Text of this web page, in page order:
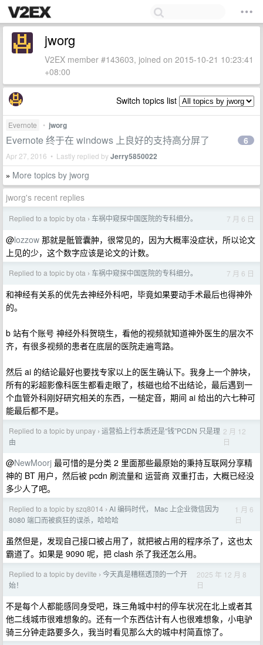
jworg
V2EX member #143603, joined on 2015-10-21 10:23:41
+08:00
Switch topics list
Evernote • jworg
Evernote 终于在 windows 上良好的支持高分屏了
Apr 27, 2016 • Lastly replied byJerry5850022
6
» More topics by jworg
jworg's recent replies
Replied to a topic by ota › 车祸中窥探中国医院的专科细分。 7 月 6 日
@lozzow 那就是骶管囊肿，很常见的，因为大概率没症状，所以论文
上见的少，这个数字应该是论文的计数。
Replied to a topic by ota › 车祸中窥探中国医院的专科细分。 7 月 6 日
和神经有关系的优先去神经外科吧，毕竟如果要动手术最后也得神外
的。
b 站有个账号 神经外科贺晓生，看他的视频就知道神外医生的层次不
齐，有很多视频的患者在底层的医院走遍弯路。
然后 ai 的结论最好也要找专家以上的医生确认下。我身上一个肿块，
所有的彩超影像科医生都看走眼了，核磁也给不出结论，最后遇到一
个血管外科刚好研究相关的东西，一槌定音，期间 ai 给出的六七种可
能最后都不是。
Replied to a topic by unpay › 运营掐上行本质还是“钱”PCDN 只是理
由
2 月 12
日
@NewMoorj 最可惜的是分类 2 里面那些最原始的秉持互联网分享精
神的 BT 用户，然后被 pcdn 刷流量和 运营商 双重打击，大概已经没
多少人了吧。
Replied to a topic by szq8014 › AI 编码时代， Mac 上企业微信因为
8080 端口而被疯狂的误杀，哈哈哈
1 月 6
日
虽然但是，发现自己接口被占用了，就把被占用的程序杀了，这也太
霸道了。如果是 9090 呢，把 clash 杀了我还怎么用。
Replied to a topic by devilte › 今天真是糟糕透顶的一个开
始！
2025 年 12 月 8
日
不是每个人都能感同身受吧，珠三角城中村的停车状况在北上或者其
他二线城市很难想象的。还有一个东西估计有人也很难想象，小电驴
骑三分钟走路要多久，我当时看见那么大的城中村简直惊了。